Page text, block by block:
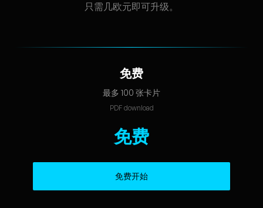
只需几欧元即可升级。
免费
最多 100 张卡片
PDF download
免费
免费开始